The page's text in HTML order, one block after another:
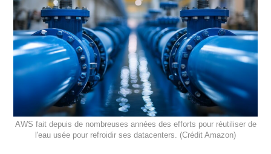
AWS fait depuis de nombreuses années des efforts pour réutiliser de
l'eau usée pour refroidir ses datacenters. (Crédit Amazon)